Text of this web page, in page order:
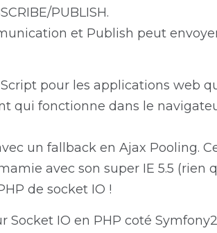
PUBLISH.
et Publish peut
pour les applications web
qui fonctionne dans le
un fallback en Ajax Pooling.
avec son super IE 5.5 (rien
de socket IO !
Socket IO en PHP coté